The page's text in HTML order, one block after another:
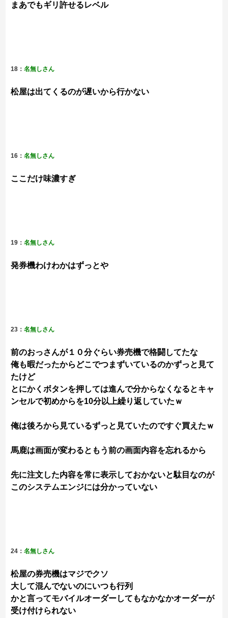
まあでもギリ許せるレベル
18：名無しさん
松屋は出てくるのが遅いから行かない
16：名無しさん
ここだけ味濃すぎ
19：名無しさん
発券機わけわかはずっとや
23：名無しさん
前のおっさんが１０分ぐらい券売機で格闘してたな
俺も暇だったからどこでつまずいているのかずっと見て
たけど
とにかくボタンを押しては進んで分からなくなるとキャ
ンセルで初めからを10分以上繰り返していたｗ
俺は後ろから見ているずっと見ていたのですぐ買えたｗ
馬鹿は画面が変わるともう前の画面内容を忘れるから
先に注文した内容を常に表示しておかないと駄目なのが
このシステムエンジには分かっていない
24：名無しさん
松屋の券売機はマジでクソ
大して混んでないのにいつも行列
かと言ってモバイルオーダーしてもなかなかオーダーが
受け付けられない